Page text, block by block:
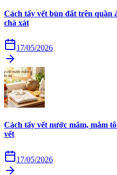
Cách tẩy vết bùn đất trên quần
chà xát
17/05/2026
Cách tẩy vết nước mắm, mắm
vết
17/05/2026